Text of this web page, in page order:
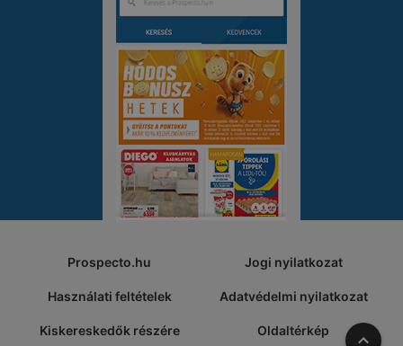
Prospecto.hu Jogi nyilatkozat
Használati feltételek Adatvédelmi nyilatkozat
Kiskereskedők részére Oldaltérkép A